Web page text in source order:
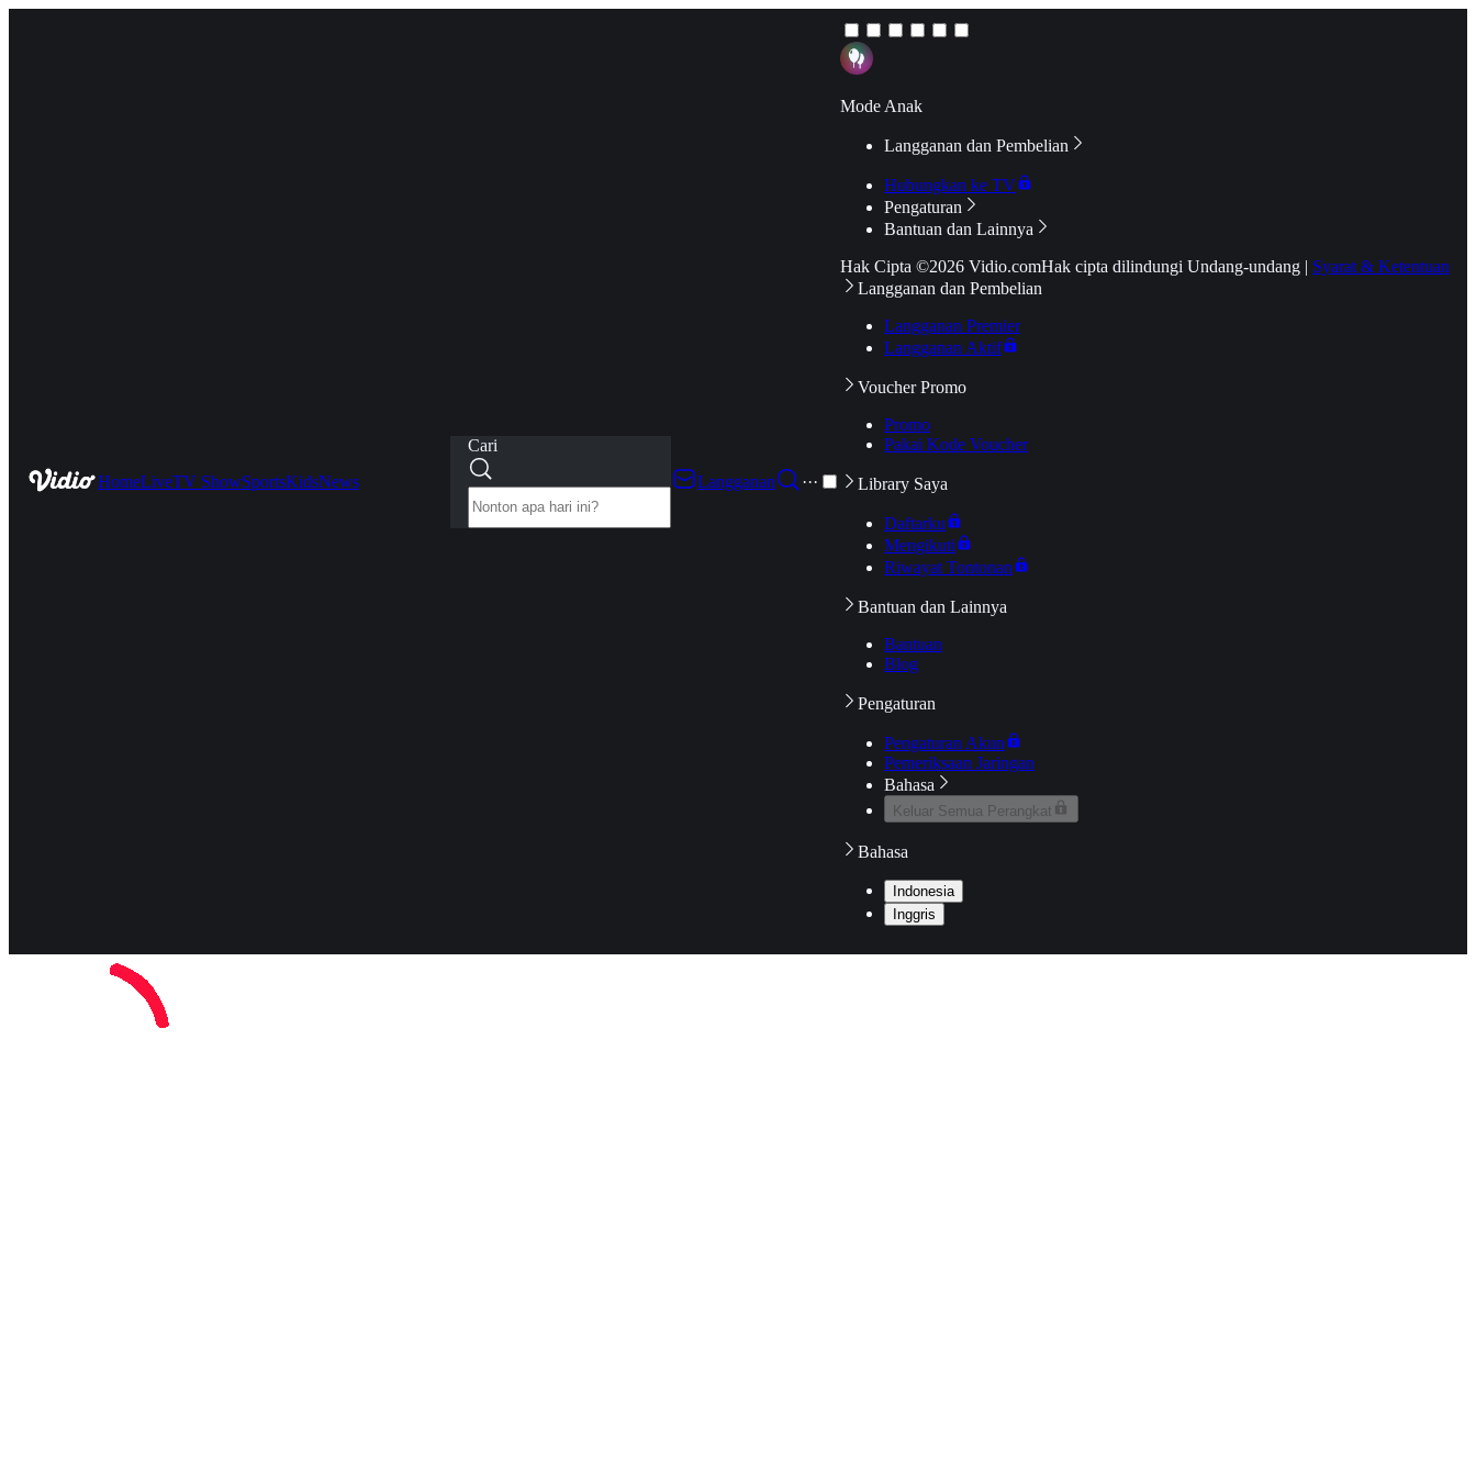
HomeLiveTV ShowSportsKidsNews
Cari
Langganan
···
Mode Anak
Langganan dan Pembelian
Hubungkan ke TV
Pengaturan
Bantuan dan Lainnya
Hak Cipta ©2026 Vidio.comHak cipta dilindungi Undang-undang | Syarat & Ketentuan
Langganan dan Pembelian
Langganan Premier
Langganan Aktif
Voucher Promo
Promo
Pakai Kode Voucher
Library Saya
Daftarku
Mengikuti
Riwayat Tontonan
Bantuan dan Lainnya
Bantuan
Blog
Pengaturan
Pengaturan Akun
Pemeriksaan Jaringan
Bahasa
Keluar Semua Perangkat
Bahasa
Indonesia
Inggris